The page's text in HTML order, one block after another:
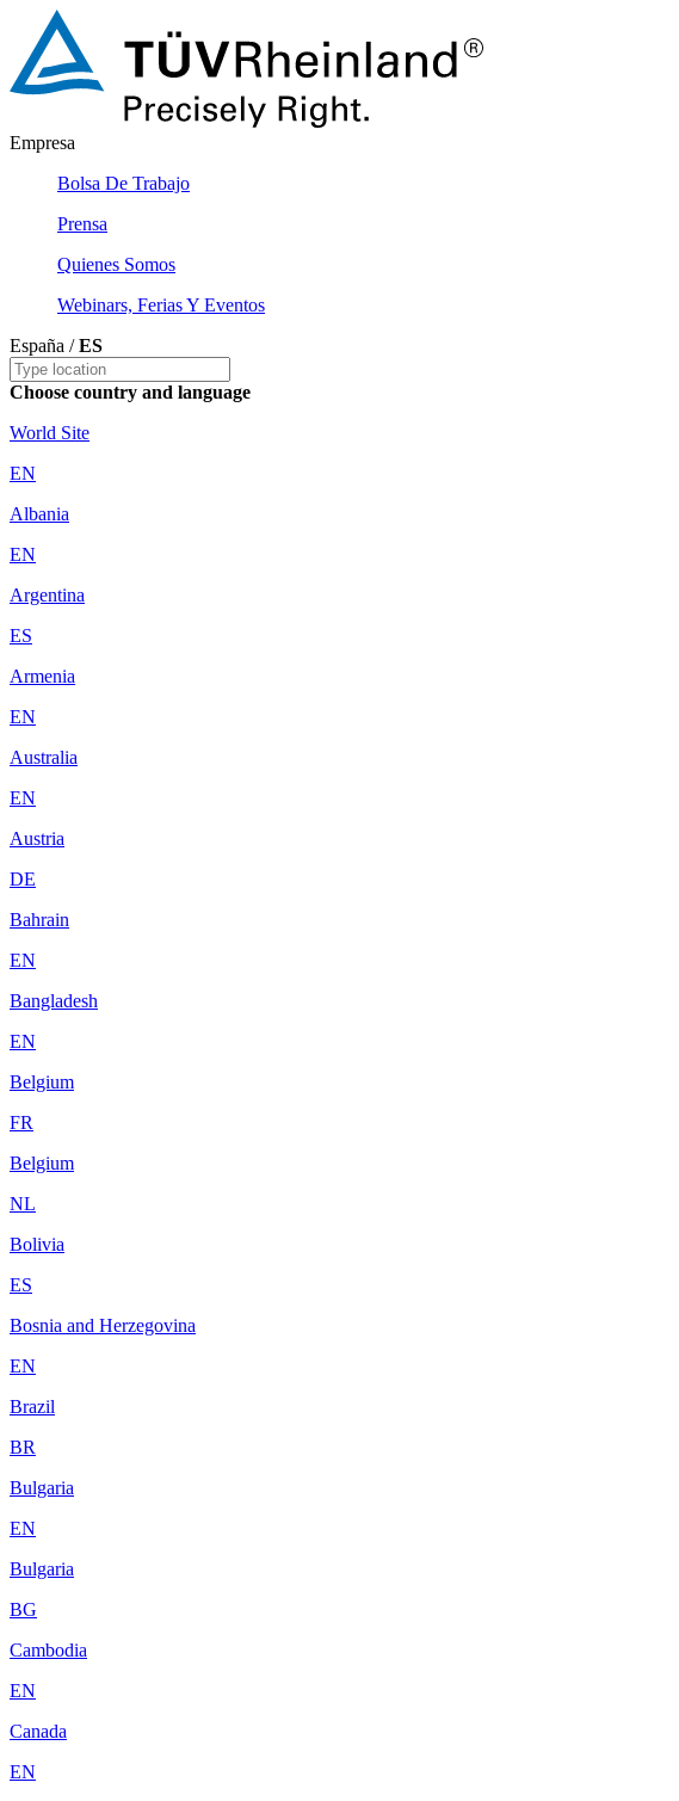
Empresa
Bolsa De Trabajo
Prensa
Quienes Somos
Webinars, Ferias Y Eventos
España /ES
Choose country and language
World Site
EN
Albania
EN
Argentina
ES
Armenia
EN
Australia
EN
Austria
DE
Bahrain
EN
Bangladesh
EN
Belgium
FR
Belgium
NL
Bolivia
ES
Bosnia and Herzegovina
EN
Brazil
BR
Bulgaria
EN
Bulgaria
BG
Cambodia
EN
Canada
EN